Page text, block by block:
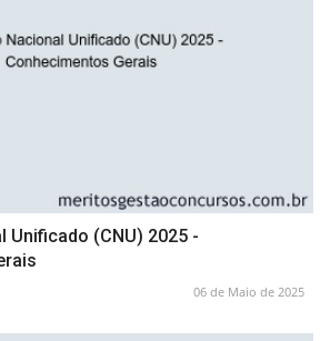
Unificado (CNU) 2025 -
06 de Maio de 2025